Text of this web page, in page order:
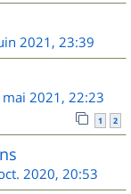
2021, 23:39
2021, 22:23
1 2
2020, 20:53